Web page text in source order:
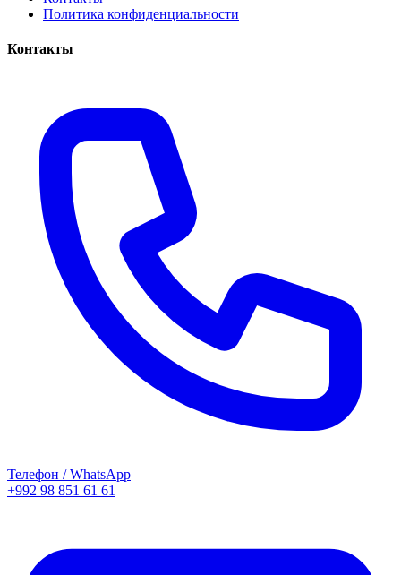
Политика конфиденциальности
Контакты
Телефон / WhatsApp
+992 98 851 61 61